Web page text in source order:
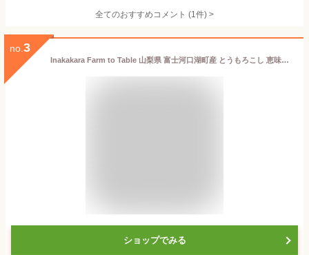
全てのおすすめコメント (1件) >
no. 3
Inakakara Farm to Table 山梨県 富士河口湖町産 とうもろこし 恵味ゴールド 6本 7月〜8月中旬発送 指定日不可 沖縄・離島お届け不可 送料無料 産地直送
ショップでみる